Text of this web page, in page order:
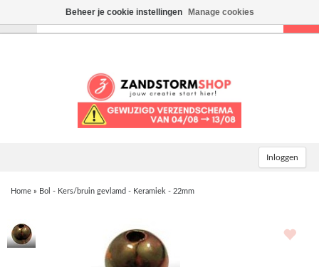
Inloggen
Home » Bol - Kers/bruin gevlamd - Keramiek - 22mm
Beheer je cookie instellingen Manage cookies